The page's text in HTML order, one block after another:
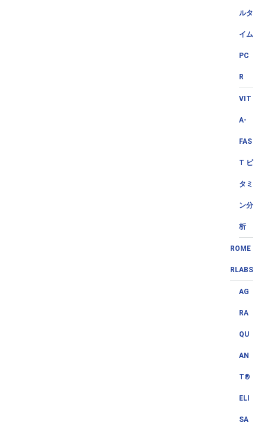
ルタ
イム
PC
R
VIT
A-
FAS
T ビ
タミ
ン分
析
ROME
RLABS
AG
RA
QU
AN
T®
ELI
SA